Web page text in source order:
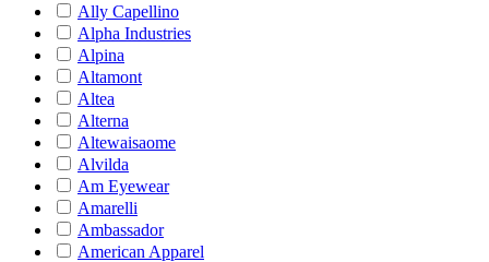
Ally Capellino
Alpha Industries
Alpina
Altamont
Altea
Alterna
Altewaisaome
Alvilda
Am Eyewear
Amarelli
Ambassador
American Apparel